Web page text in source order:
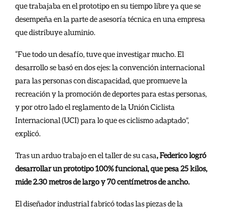
que trabajaba en el prototipo en su tiempo libre ya que se
desempeña en la parte de asesoría técnica en una empresa
que distribuye aluminio.
“Fue todo un desafío, tuve que investigar mucho. El
desarrollo se basó en dos ejes: la convención internacional
para las personas con discapacidad, que promueve la
recreación y la promoción de deportes para estas personas,
y por otro lado el reglamento de la Unión Ciclista
Internacional (UCI) para lo que es ciclismo adaptado”,
explicó.
Tras un arduo trabajo en el taller de su casa, Federico logró
desarrollar un prototipo 100% funcional, que pesa 25 kilos,
mide 2.30 metros de largo y 70 centímetros de ancho.
El diseñador industrial fabricó todas las piezas de la